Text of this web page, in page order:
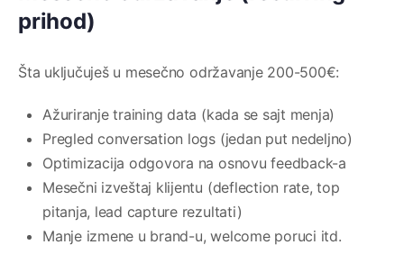
prihod)
Šta uključuješ u mesečno održavanje 200-500€:
Ažuriranje training data (kada se sajt menja)
Pregled conversation logs (jedan put nedeljno)
Optimizacija odgovora na osnovu feedback-a
Mesečni izveštaj klijentu (deflection rate, top
pitanja, lead capture rezultati)
Manje izmene u brand-u, welcome poruci itd.